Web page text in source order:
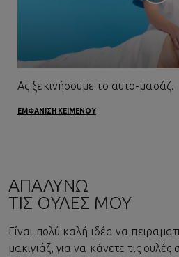
Ας ξεκινήσουμε το αυτο-μασάζ.
ΕΜΦΑΝΙΣΗ ΚΕΙΜΕΝΟΥ
ΑΠΑΛΥΝΩ
ΤΙΣ ΟΥΛΕΣ ΜΟΥ
Είναι πολύ καλή ιδέα να
μακιγιάζ, για να κάνετε τις ουλές